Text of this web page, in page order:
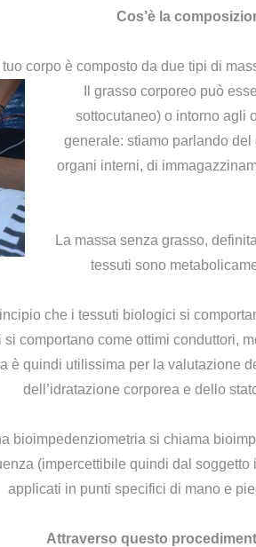
Cos’è la
Il tuo corpo è composto da due tipi di
Il grasso corporeo può
sottocutaneo) o intorno agli
generale: stiamo parlando
organi interni, di
La massa senza grasso,
tessuti sono
che i tessuti biologici si
comportano come ottimi conduttori,
è quindi utilissima per la valutazione
dell’idratazione corporea e dello
bioimpedenziometria si chiama
(impercettibile quindi dal
applicati in punti specifici di mano e
Attraverso questo